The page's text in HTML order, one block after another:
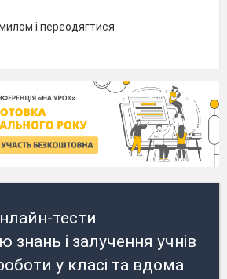
і переодягтися
тести
і залучення учнів
у класі та вдома